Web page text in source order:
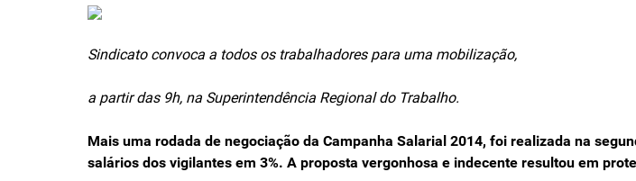
Sindicato convoca a todos os trabalhadores para uma mobilização,
a partir das 9h, na Superintendência Regional do Trabalho.
Mais uma rodada de negociação da Campanha Salarial 2014, foi realizada na
salários dos vigilantes em 3%. A proposta vergonhosa e indecente resultou em